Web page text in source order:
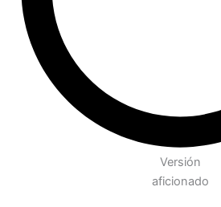
Versión
aficionado